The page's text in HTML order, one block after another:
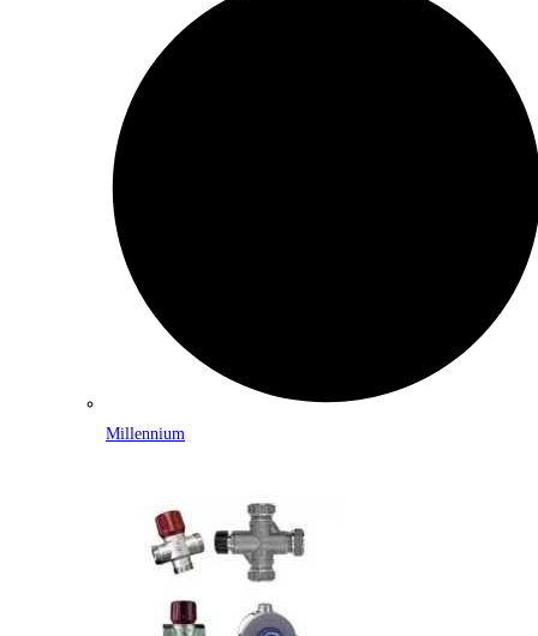
Millennium